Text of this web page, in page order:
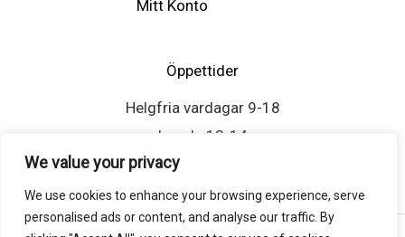
We value your privacy
We use cookies to enhance your browsing experience, serve
personalised ads or content, and analyse our traffic. By
Mitt Konto
Öppettider
Helgfria vardagar 9-18
Lunch: 13-14